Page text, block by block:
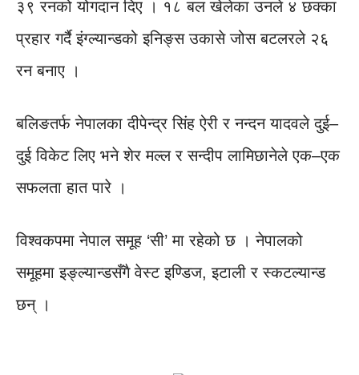
३९ रनको योगदान दिए । १८ बल खेलेका उनले ४ छक्का
प्रहार गर्दै इंग्ल्यान्डको इनिङ्स उकासे जोस बटलरले २६
रन बनाए ।
बलिङतर्फ नेपालका दीपेन्द्र सिंह ऐरी र नन्दन यादवले दुई–
दुई विकेट लिए भने शेर मल्ल र सन्दीप लामिछानेले एक–एक
सफलता हात पारे ।
विश्वकपमा नेपाल समूह ‘सी’ मा रहेको छ । नेपालको
समूहमा इङ्ल्यान्डसँगै वेस्ट इण्डिज, इटाली र स्कटल्यान्ड
छन् ।